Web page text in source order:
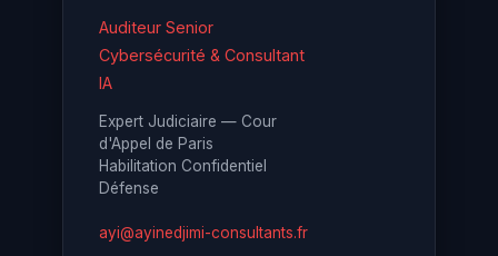
Auditeur Senior
Cybersécurité & Consultant
IA
Expert Judiciaire — Cour
d'Appel de Paris
Habilitation Confidentiel
Défense
ayi@ayinedjimi-consultants.fr